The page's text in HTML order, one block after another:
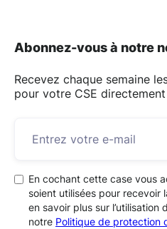
Abonnez-vous à notre
Recevez chaque semaine
pour votre CSE
En cochant cette case vous
soient utilisées pour recevoir
en savoir plus sur l’utilisation
notre Politique de protection